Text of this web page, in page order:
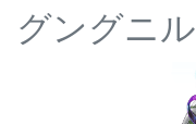
グングニル